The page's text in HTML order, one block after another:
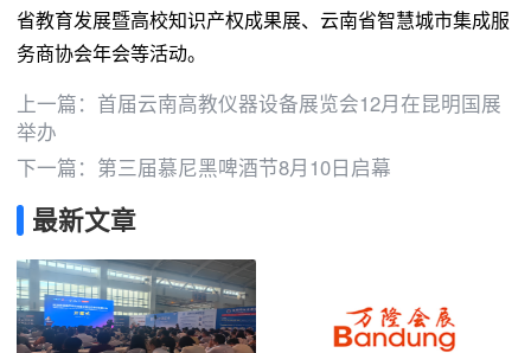
省教育发展暨高校知识产权成果展、云南省智慧城市集成服
务商协会年会等活动。
上一篇： 首届云南高教仪器设备展览会12月在昆明国展
举办
下一篇： 第三届慕尼黑啤酒节8月10日启幕
最新文章